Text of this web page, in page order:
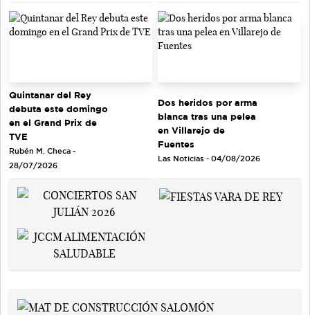
Quintanar del Rey
debuta este domingo
en el Grand Prix de
TVE
Rubén M. Checa -
28/07/2026
Dos heridos por arma
blanca tras una pelea
en Villarejo de
Fuentes
Las Noticias - 04/08/2026